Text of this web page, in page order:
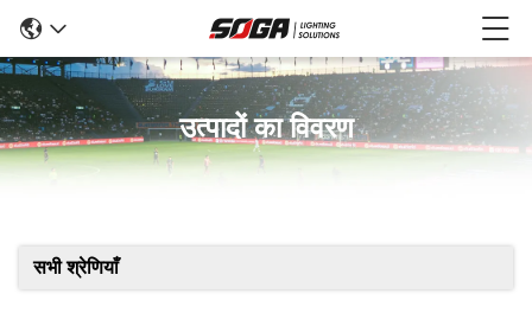
उत्पादों का विवरण
सभी श्रेणियाँ